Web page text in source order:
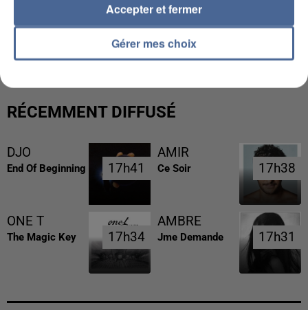
UNE TOURISTE DE L’OISE EMPORTÉE PAR UNE
COULÉE DE BOUE EN HAUTE-SAVOIE
RÉCEMMENT DIFFUSÉ
DJO
End Of Beginning 17h41
17h41
AMIR
Ce Soir 17h38
17h38
ONE T
The Magic Key 17h34
17h34
AMBRE
Jme Demande 17h31
17h31
Gérer mes choix
Accepter et fermer